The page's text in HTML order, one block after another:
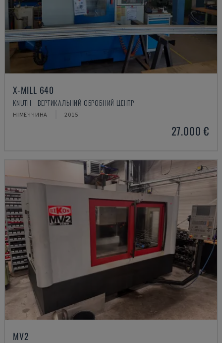
X-MILL 640
KNUTH - ВЕРТИКАЛЬНИЙ ОБРОБНИЙ ЦЕНТР
НІМЕЧЧИНА 2015
27.000 €
MV2